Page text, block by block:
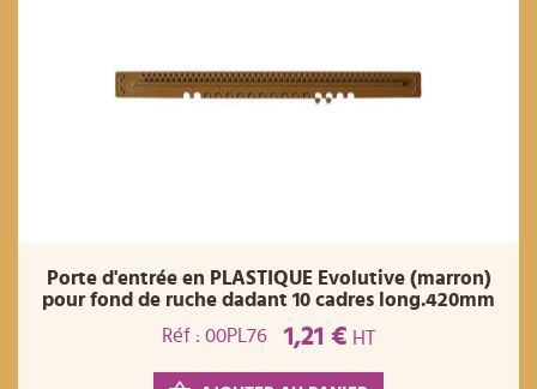
Porte d'entrée en PLASTIQUE Evolutive (marron)
pour fond de ruche dadant 10 cadres long.420mm
Réf : 00PL76
1,21 € HT